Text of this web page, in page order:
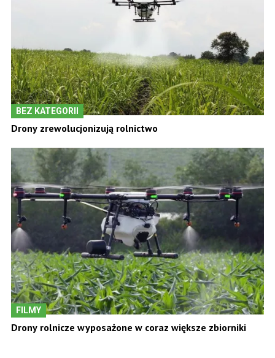
BEZ KATEGORII
Drony zrewolucjonizują rolnictwo
FILMY
Drony rolnicze wyposażone w coraz większe zbiorniki